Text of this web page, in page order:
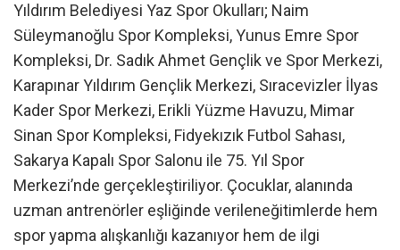
Yıldırım Belediyesi Yaz Spor Okulları; Naim
Süleymanoğlu Spor Kompleksi, Yunus Emre Spor
Kompleksi, Dr. Sadık Ahmet Gençlik ve Spor Merkezi,
Karapınar Yıldırım Gençlik Merkezi, Sıracevizler İlyas
Kader Spor Merkezi, Erikli Yüzme Havuzu, Mimar
Sinan Spor Kompleksi, Fidyekızık Futbol Sahası,
Sakarya Kapalı Spor Salonu ile 75. Yıl Spor
Merkezi’nde gerçekleştiriliyor. Çocuklar, alanında
uzman antrenörler eşliğinde verileneğitimlerde hem
spor yapma alışkanlığı kazanıyor hem de ilgi